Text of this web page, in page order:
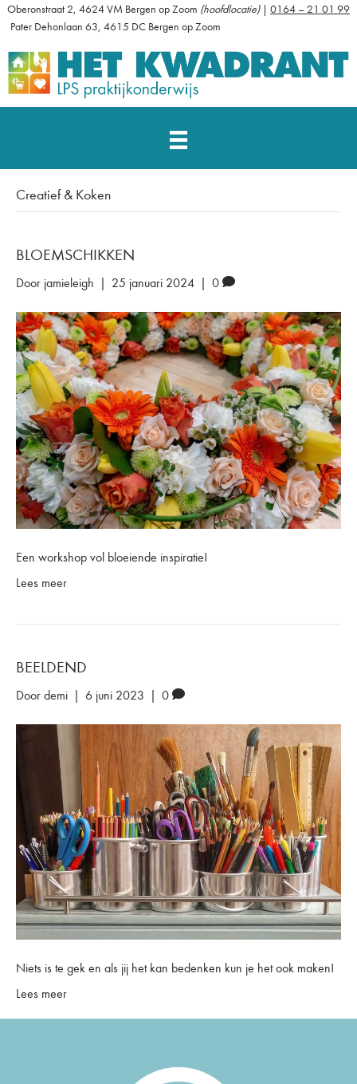
Oberonstraat 2, 4624 VM Bergen op Zoom (hoofdlocatie) | 0164 – 21 01 99
Pater Dehonlaan 63, 4615 DC Bergen op Zoom
Creatief & Koken
BLOEMSCHIKKEN
Door jamieleigh | 25 januari 2024 | 0
Een workshop vol bloeiende inspiratie!
Lees meer
BEELDEND
Door demi | 6 juni 2023 | 0
Niets is te gek en als jij het kan bedenken kun je het ook maken!
Lees meer